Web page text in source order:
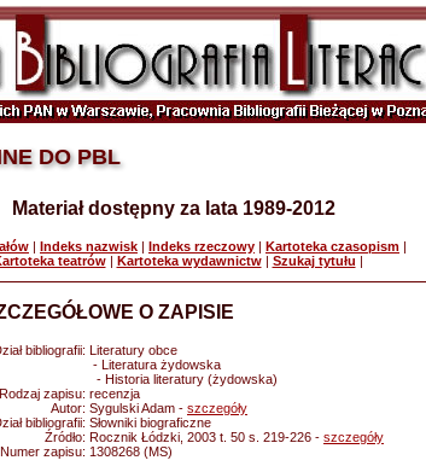
DO PBL
Materiał dostępny za lata 1989-2012
| Indeks nazwisk | Indeks rzeczowy | Kartoteka czasopism |
teatrów| Kartoteka wydawnictw| Szukaj tytułu |
O ZAPISIE
bibliografii: Literatury obce
- Literatura żydowska
- Historia literatury (żydowska)
Rodzaj zapisu: recenzja
Autor: Sygulski Adam - szczegóły
bibliografii: Słowniki biograficzne
Źródło: Rocznik Łódzki, 2003 t. 50 s. 219-226 - szczegóły
Numer zapisu: 1308268 (MS)